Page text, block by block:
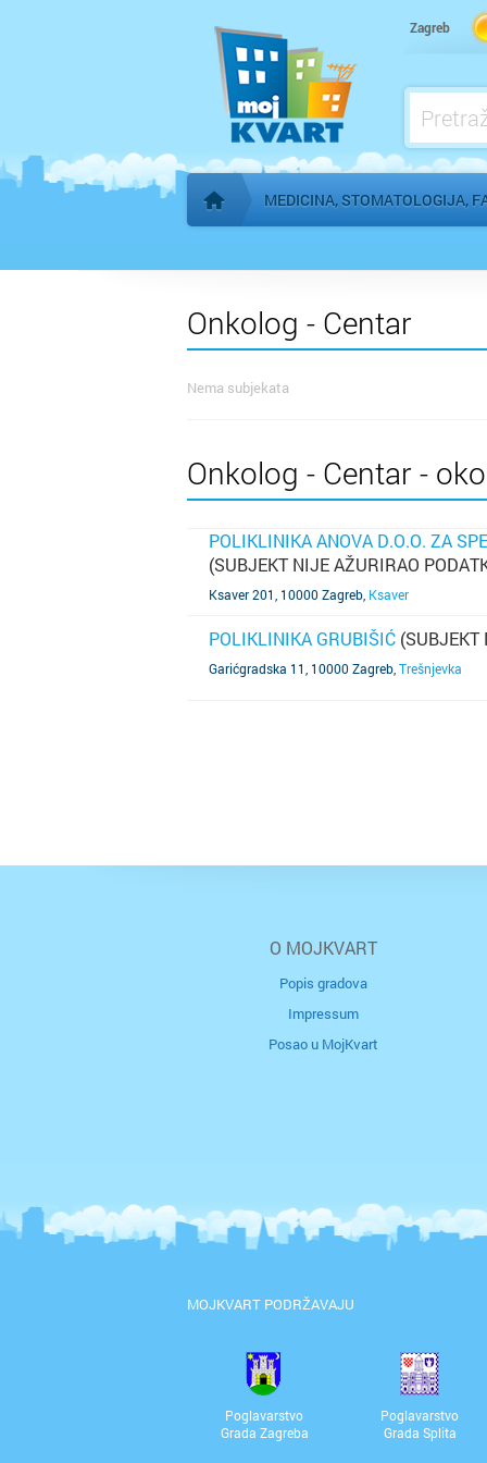
Zagreb
Početna stranica
MEDICINA, STOMATOLOGIJA,
Kućna njega
Logoped
Ljekarna, farmacija
Onkolog - Centar
Nema subjekata
Onkolog - Centar -
POLIKLINIKA ANOVA D.O.O. ZA
(SUBJEKT NIJE AŽURIRAO
Ksaver 201, 10000 Zagreb Ksaver
POLIKLINIKA GRUBIŠIĆ (SUBJEKT
Garićgradska 11, 10000 Zagreb Trešnjevka
O MOJKVART
Popis gradova
Impressum
Posao u MojKvart
MOJKVART PODRŽAVAJU
Poglavarstvo
Grada Zagreba
Poglavarstvo
Grada Splita